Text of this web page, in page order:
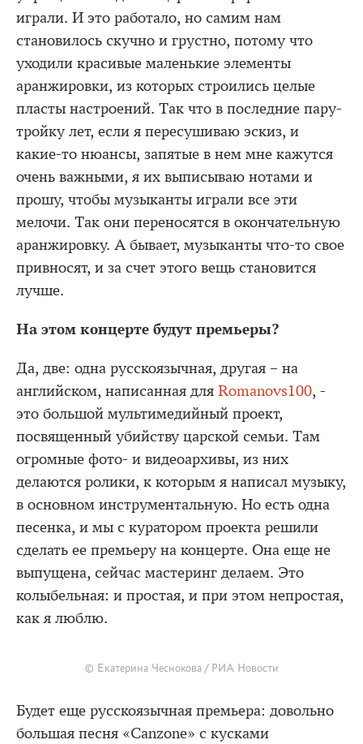
играли. И это работало, но самим нам
становилось скучно и грустно, потому что
уходили красивые маленькие элементы
аранжировки, из которых строились целые
пласты настроений. Так что в последние пару-
тройку лет, если я пересушиваю эскиз, и
какие-то нюансы, запятые в нем мне кажутся
очень важными, я их выписываю нотами и
прошу, чтобы музыканты играли все эти
мелочи. Так они переносятся в окончательную
аранжировку. А бывает, музыканты что-то свое
привносят, и за счет этого вещь становится
лучше.
На этом концерте будут премьеры?
Да, две: одна русскоязычная, другая – на
английском, написанная для Romanovs100, -
это большой мультимедийный проект,
посвященный убийству царской семьи. Там
огромные фото- и видеоархивы, из них
делаются ролики, к которым я написал музыку,
в основном инструментальную. Но есть одна
песенка, и мы с куратором проекта решили
сделать ее премьеру на концерте. Она еще не
выпущена, сейчас мастеринг делаем. Это
колыбельная: и простая, и при этом непростая,
как я люблю.
© Екатерина Чеснокова / РИА Новости
Будет еще русскоязычная премьера: довольно
большая песня «Canzone» с кусками